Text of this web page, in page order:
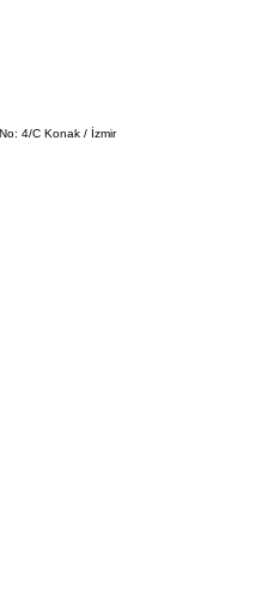
4/C Konak / İzmir